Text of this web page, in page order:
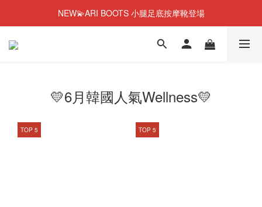
NEW💫ARI BOOTS 小腿足底按摩靴登場
NEW💫ARI BOOTS 小腿足底按摩靴登場
今個夏天零糖輕鬆瘦⭐限時58%OFF＋贈品
NEW💫ARI BOOTS 小腿足底按摩靴登場
💛6月韓國人氣Wellness💛
TOP 5 TOP 5